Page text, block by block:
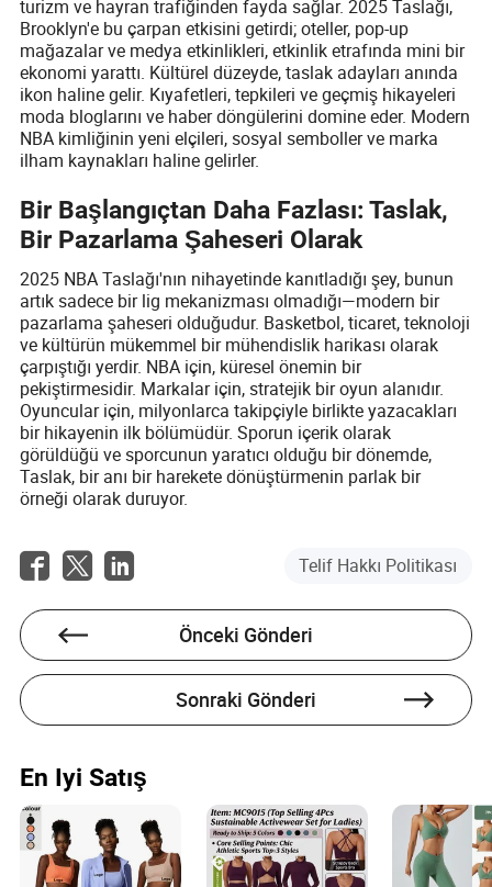
turizm ve hayran trafiğinden fayda sağlar. 2025 Taslağı,
Brooklyn'e bu çarpan etkisini getirdi; oteller, pop-up
mağazalar ve medya etkinlikleri, etkinlik etrafında mini bir
ekonomi yarattı. Kültürel düzeyde, taslak adayları anında
ikon haline gelir. Kıyafetleri, tepkileri ve geçmiş hikayeleri
moda bloglarını ve haber döngülerini domine eder. Modern
NBA kimliğinin yeni elçileri, sosyal semboller ve marka
ilham kaynakları haline gelirler.
Bir Başlangıçtan Daha Fazlası: Taslak,
Bir Pazarlama Şaheseri Olarak
2025 NBA Taslağı'nın nihayetinde kanıtladığı şey, bunun
artık sadece bir lig mekanizması olmadığı—modern bir
pazarlama şaheseri olduğudur. Basketbol, ticaret, teknoloji
ve kültürün mükemmel bir mühendislik harikası olarak
çarpıştığı yerdir. NBA için, küresel önemin bir
pekiştirmesidir. Markalar için, stratejik bir oyun alanıdır.
Oyuncular için, milyonlarca takipçiyle birlikte yazacakları
bir hikayenin ilk bölümüdür. Sporun içerik olarak
görüldüğü ve sporcunun yaratıcı olduğu bir dönemde,
Taslak, bir anı bir harekete dönüştürmenin parlak bir
örneği olarak duruyor.
Telif Hakkı Politikası
Önceki Gönderi
Sonraki Gönderi
En Iyi Satış